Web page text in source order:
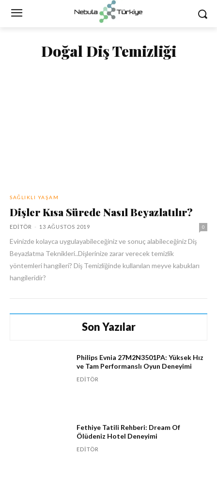
Doğal Diş Temizliği
SAĞLIKLI YAŞAM
Dişler Kısa Sürede Nasıl Beyazlatılır?
EDITÖR - 13 AĞUSTOS 2019 0
Evinizde kolayca uygulayabileceğiniz ve sonuç alabileceğiniz Diş
Beyazlatma Teknikleri..Dişlerinize zarar verecek temizlik
yöntemleri hangileri? Diş Temizliğinde kullanılan meyve kabukları
hangileridir?
Son Yazılar
Philips Evnia 27M2N3501PA: Yüksek Hız
ve Tam Performanslı Oyun Deneyimi
EDITÖR
Fethiye Tatili Rehberi: Dream Of
Ölüdeniz Hotel Deneyimi
EDITÖR